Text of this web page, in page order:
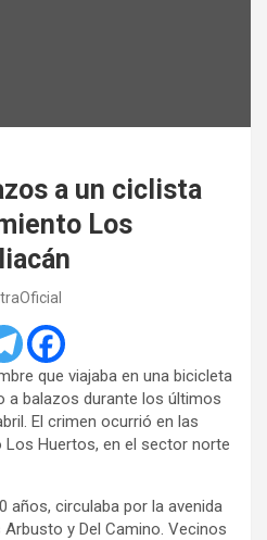
a un ciclista
Los
que viajaba en una bicicleta
a balazos durante los últimos
El crimen ocurrió en las
Huertos, en el sector norte
años, circulaba por la avenida
y Del Camino. Vecinos